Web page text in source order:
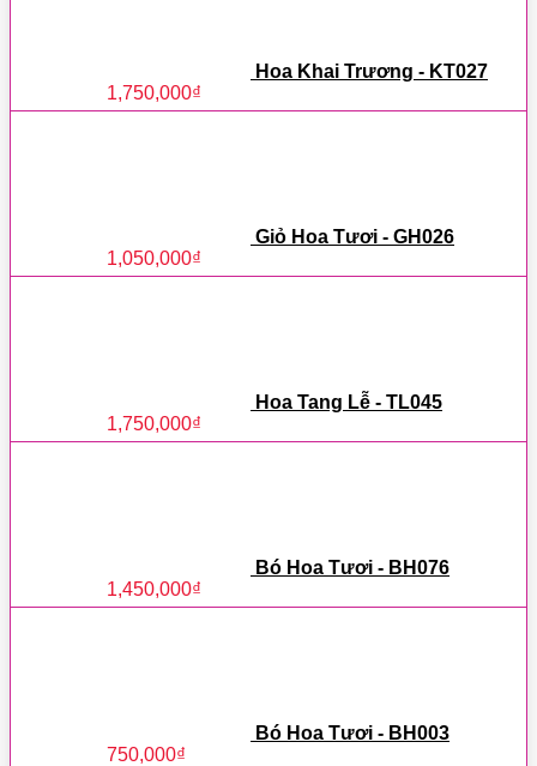
Hoa Khai Trương - KT027
1,750,000₫
Giỏ Hoa Tươi - GH026
1,050,000₫
Hoa Tang Lễ - TL045
1,750,000₫
Bó Hoa Tươi - BH076
1,450,000₫
Bó Hoa Tươi - BH003
750,000₫